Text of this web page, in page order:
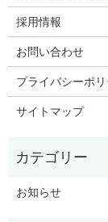
採用情報
お問い合わせ
プライバシーポ
サイトマップ
お知らせ